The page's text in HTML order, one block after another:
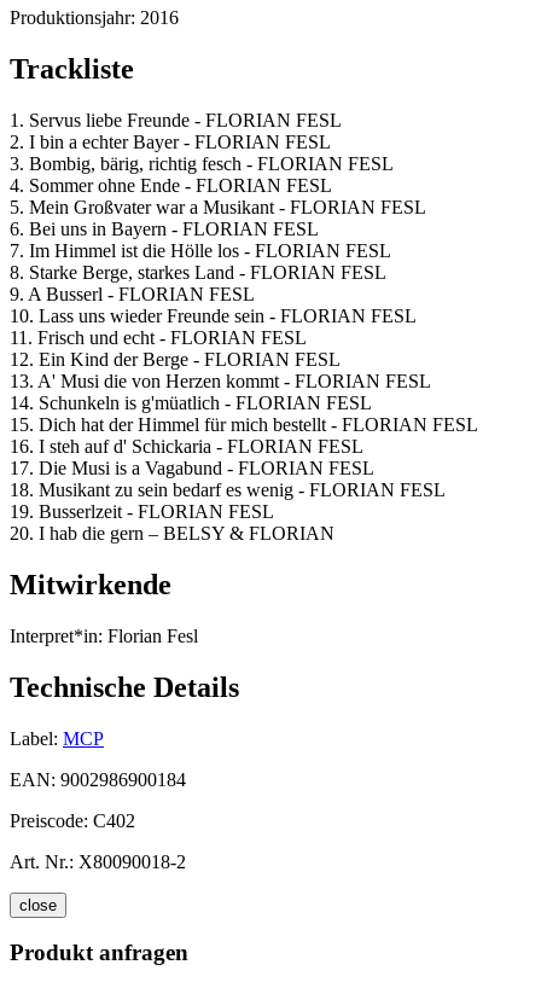
Produktionsjahr: 2016
Trackliste
1. Servus liebe Freunde - FLORIAN FESL
2. I bin a echter Bayer - FLORIAN FESL
3. Bombig, bärig, richtig fesch - FLORIAN FESL
4. Sommer ohne Ende - FLORIAN FESL
5. Mein Großvater war a Musikant - FLORIAN FESL
6. Bei uns in Bayern - FLORIAN FESL
7. Im Himmel ist die Hölle los - FLORIAN FESL
8. Starke Berge, starkes Land - FLORIAN FESL
9. A Busserl - FLORIAN FESL
10. Lass uns wieder Freunde sein - FLORIAN FESL
11. Frisch und echt - FLORIAN FESL
12. Ein Kind der Berge - FLORIAN FESL
13. A' Musi die von Herzen kommt - FLORIAN FESL
14. Schunkeln is g'müatlich - FLORIAN FESL
15. Dich hat der Himmel für mich bestellt - FLORIAN FESL
16. I steh auf d' Schickaria - FLORIAN FESL
17. Die Musi is a Vagabund - FLORIAN FESL
18. Musikant zu sein bedarf es wenig - FLORIAN FESL
19. Busserlzeit - FLORIAN FESL
20. I hab die gern – BELSY & FLORIAN
Mitwirkende
Interpret*in: Florian Fesl
Technische Details
Label: MCP
EAN: 9002986900184
Preiscode: C402
Art. Nr.: X80090018-2
close
Produkt anfragen